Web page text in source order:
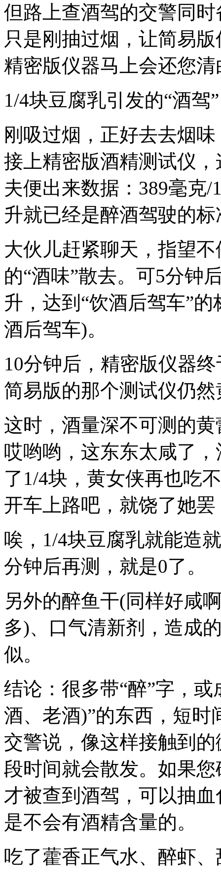
但路上查酒驾的交警同
只是刚抽过烟，让简易
精密版仪器马上会还您清
1/4块豆腐乳引发的“酒驾”
刚吸过烟，正好去去烟
接上精密版酒精测试仪
夫便出来数据：389毫克/
升就已经是醉酒驾驶的标
大伙儿赶紧聊天，指望
的“酒味”散去。可5分钟
升，达到“饮酒后驾车”
酒后驾车)。
10分钟后，精密版仪器
简易版的那个测试仪仍
这时，酒量深不可测的
哎哟哟，这东东太咸了
了1/4块，黄女侠再也吃
开车上路吧，就饶了她
唉，1/4块豆腐乳就能造
分钟后再测，就是0了。
另外的醉鱼干(同样好咸
多)、口气清新剂，造成
似。
结论：很多带“醉”字，
酒、老酒)”的东西，短时
交警说，像这样接触到
段时间就会散发。如果
才被查到酒驾，可以抽
是不会有酒精含量的。
吃了藿香正气水、醉虾